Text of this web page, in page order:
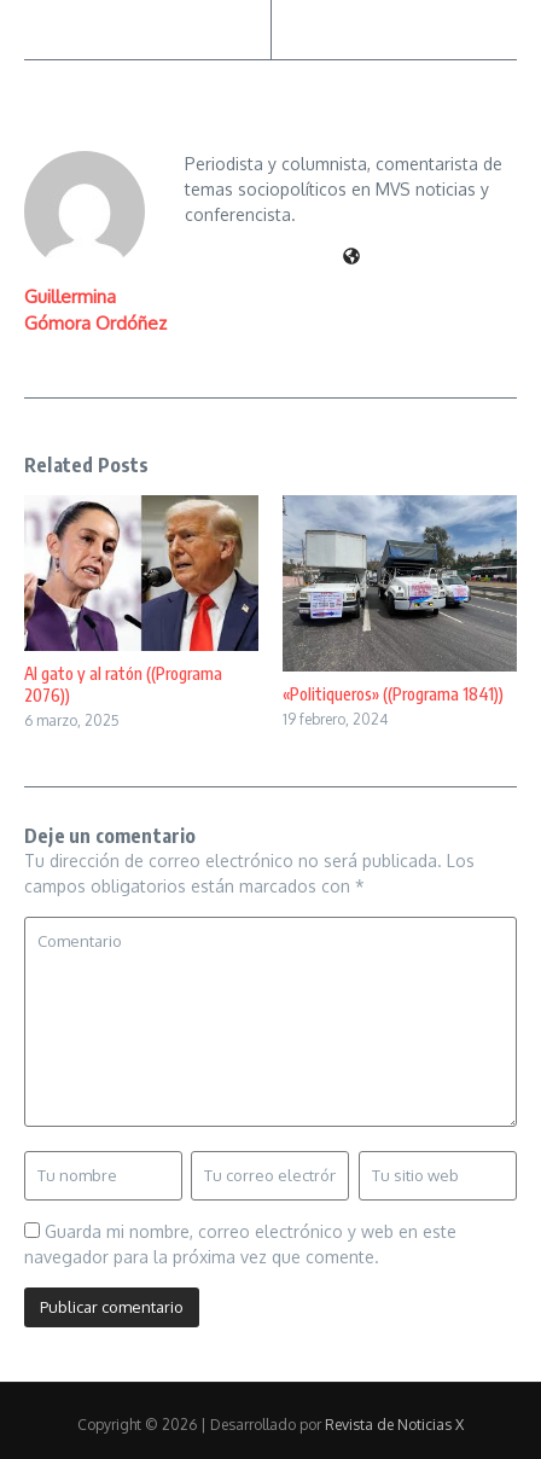
Guillermina
Gómora Ordóñez
Periodista y columnista, comentarista de
temas sociopolíticos en MVS noticias y
conferencista.
Related Posts
Al gato y al ratón ((Programa
2076))
6 marzo, 2025
«Politiqueros» ((Programa 1841))
19 febrero, 2024
Deje un comentario
Tu dirección de correo electrónico no será publicada. Los
campos obligatorios están marcados con *
Guarda mi nombre, correo electrónico y web en este
navegador para la próxima vez que comente.
Copyright © 2026 | Desarrollado por Revista de Noticias X